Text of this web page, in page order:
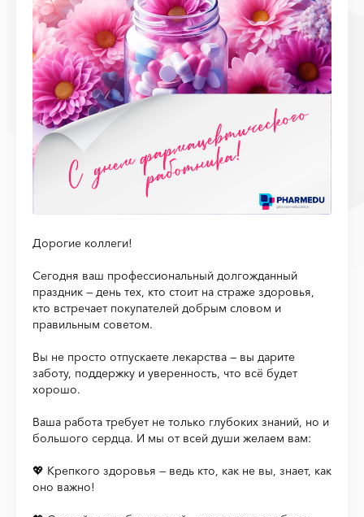
Дорогие коллеги!
Сегодня ваш профессиональный долгожданный
праздник — день тех, кто стоит на страже здоровья,
кто встречает покупателей добрым словом и
правильным советом.
Вы не просто отпускаете лекарства — вы дарите
заботу, поддержку и уверенность, что всё будет
хорошо.
Ваша работа требует не только глубоких знаний, но и
большого сердца. И мы от всей души желаем вам:
💖 Крепкого здоровья — ведь кто, как не вы, знает, как
оно важно!